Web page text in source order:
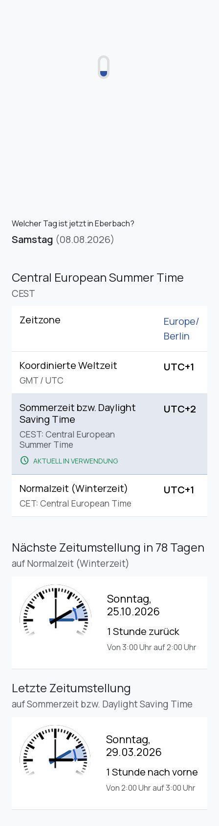
Welcher Tag ist jetzt in Eberbach?
Samstag (08.08.2026)
Central European Summer Time
CEST
Zeitzone
Europe/
Berlin
Koordinierte Weltzeit
GMT / UTC
UTC+1
Sommerzeit bzw. Daylight
Saving Time
CEST: Central European
Summer Time
schedule AKTUELL IN VERWENDUNG
UTC+2
Normalzeit (Winterzeit)
CET: Central European Time
UTC+1
Nächste Zeitumstellung in 78 Tagen
auf Normalzeit (Winterzeit)
Sonntag,
25.10.2026
1 Stunde zurück
Von 3:00 Uhr auf 2:00 Uhr
Letzte Zeitumstellung
auf Sommerzeit bzw. Daylight Saving Time
Sonntag,
29.03.2026
1 Stunde nach vorne
Von 2:00 Uhr auf 3:00 Uhr